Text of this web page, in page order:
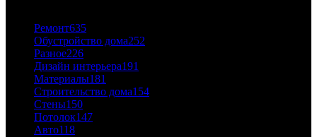
Ремонт635
Обустройство дома252
Разное226
Дизайн интерьера191
Материалы181
Строительство дома154
Стены150
Потолок147
Авто118